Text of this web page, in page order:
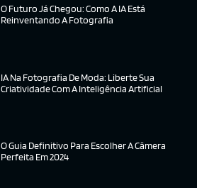
O Futuro Já Chegou: Como A IA Está
Reinventando A Fotografia
IA Na Fotografia De Moda: Liberte Sua
Criatividade Com A Inteligência Artificial
O Guia Definitivo Para Escolher A Câmera
Perfeita Em 2024